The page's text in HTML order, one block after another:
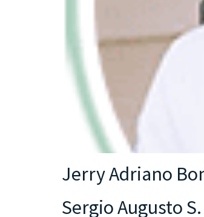
Jerry Adriano
Sergio Augusto